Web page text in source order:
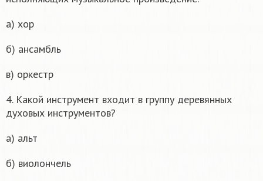
а) хор
б) ансамбль
в) оркестр
4. Какой инструмент входит в группу деревянных
духовых инструментов?
а) альт
б) виолончель